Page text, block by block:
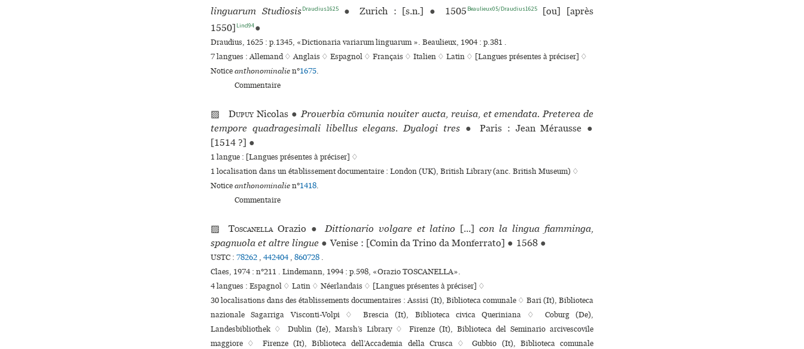
linguarum StudiosisDraudius1625 ● Zurich : [s.n.] ● 1505 Beaulieux05/Draudius1625[ou] [après
1550] Lind94●
Draudius, 1625 : p.1345, «Dictionaria variarum linguarum ». Beaulieux, 1904 : p.381 .
7 langues :Allemand ♢Anglais ♢ Espagnol ♢ Français ♢ Italien ♢ Latin ♢ [Langues présentes à préciser] ♢
Noticeanthonominalien°1675.
Commentaire
▨ Dupuy Nicolas ● Prouerbia cōmunia nouiter aucta, reuisa, et emendata. Preterea de
tempore quadragesimali libellus elegans. Dyalogi tres ● Paris : Jean Mérausse ●
[1514 ?] ●
1 langue : [Langues présentes à préciser] ♢
1 localisation dans un établissement documentaire : London (UK), British Library (anc. British Museum) ♢
Noticeanthonominalien°1418.
Commentaire
▨ ToscanellaOrazio ● Dittionario volgare et latino [...]con la lingua fiamminga,
spagnuola et altre lingue ● Venise : [Comin da Trino da Monferrato] ● 1568 ●
USTC : 78262 , 442404 , 860728 .
Claes, 1974 : n°211 . Lindemann, 1994 : p.598, «Orazio TOSCANELLA».
4 langues : Espagnol ♢ Latin ♢ Néerlandais ♢ [Langues présentes à préciser] ♢
30 localisations dans des établissements documentaires : Assisi (It), Biblioteca comunale ♢ Bari (It), Biblioteca
nazionale Sagarriga Visconti-Volpi ♢ Brescia (It), Biblioteca civica Queriniana ♢ Coburg (De),
Landesbibliothek ♢ Dublin (Ie), Marsh’s Library ♢ Firenze (It), Biblioteca del Seminario arcivescovile
maggiore ♢ Firenze (It), Biblioteca dell’Accademia della Crusca ♢ Gubbio (It), Biblioteca comu­nale